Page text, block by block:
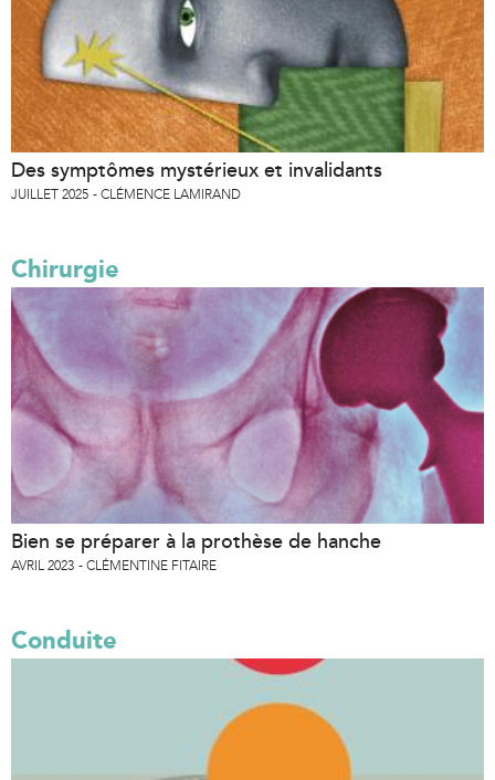
Des symptômes mystérieux et invalidants
JUILLET 2025 CLÉMENCE LAMIRAND
Chirurgie
Bien se préparer à la prothèse de hanche
AVRIL 2023 CLÉMENTINE FITAIRE
Conduite